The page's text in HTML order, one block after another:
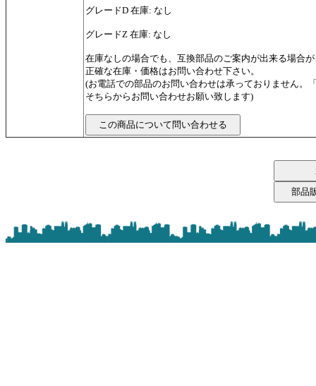
グレードD 在庫: なし
グレードZ 在庫: なし
在庫なしの場合でも、互換部品のご案内が出来る場合
正確な在庫・価格はお問い合わせ下さい。
(お電話での部品のお問い合わせは承っておりません。
そちらからお問い合わせお願い致します)